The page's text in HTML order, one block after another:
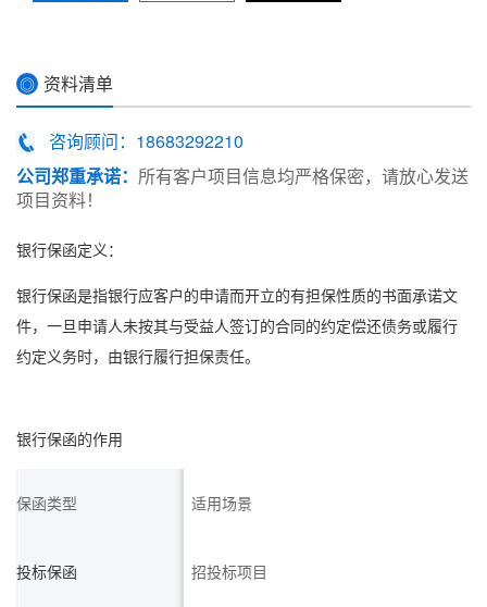
◎ 资料清单
咨询顾问：18683292210
公司郑重承诺： 所有客户项目信息均严格保密，请放心发送
项目资料！
银行保函定义：
银行保函是指银行应客户的申请而开立的有担保性质的书面承诺文
件，一旦申请人未按其与受益人签订的合同的约定偿还债务或履行
约定义务时，由银行履行担保责任。
银行保函的作用
保函类型 适用场景
投标保函 招投标项目